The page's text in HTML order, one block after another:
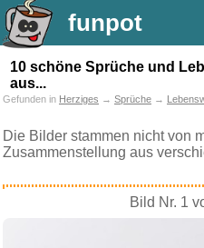
funpot
10 schöne Sprüche und
aus...
Gefunden in Herziges → Sprüche →
Die Bilder stammen nicht von
Zusammenstellung aus
Bild Nr. 1